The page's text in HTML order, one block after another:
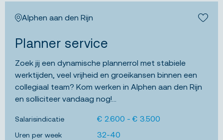
Alphen aan den Rijn
Planner service
Zoek jij een dynamische plannerrol met stabiele
werktijden, veel vrijheid en groeikansen binnen een
collegiaal team? Kom werken in Alphen aan den Rijn
en solliciteer vandaag nog!...
Salarisindicatie € 2.600 - € 3.500
Uren per week 32-40